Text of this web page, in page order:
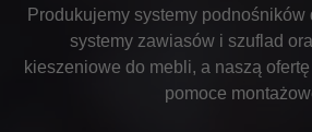
Produkujemy systemy podnośników
systemy zawiasów i szuflad
kieszeniowe do mebli, a naszą ofertę
pomoce